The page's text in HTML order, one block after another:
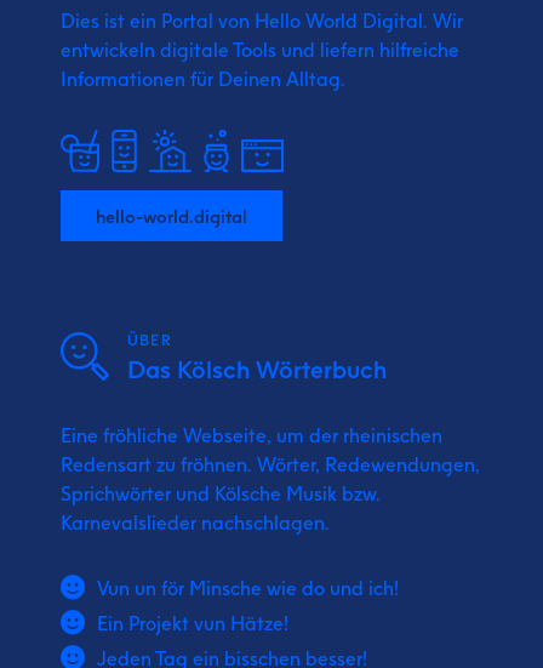
Dies ist ein Portal von Hello World Digital. Wir
entwickeln digitale Tools und liefern hilfreiche
Informationen für Deinen Alltag.
hello-world.digital
ÜBER
Das Kölsch Wörterbuch
Eine fröhliche Webseite, um der rheinischen
Redensart zu fröhnen. Wörter, Redewendungen,
Sprichwörter und Kölsche Musik bzw.
Karnevalslieder nachschlagen.
Vun un för Minsche wie do und ich!
Ein Projekt vun Hätze!
Jeden Tag ein bisschen besser!